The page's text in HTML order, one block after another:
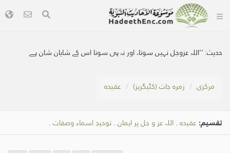
حدیث:’’اللہ عزوجل نہیں سوتا، اور نہ ہی سونا اس کے شایان شان ہے
مرکزی زمرہ جات (کٹیگریز) عقیدہ
تقسیم: عقیدہ . اللہ عز و جل پر ایمان . توحيدِ اسماء وصفات .